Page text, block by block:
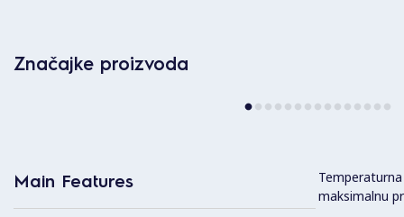
Značajke proizvoda
Main Features
maksimalnu